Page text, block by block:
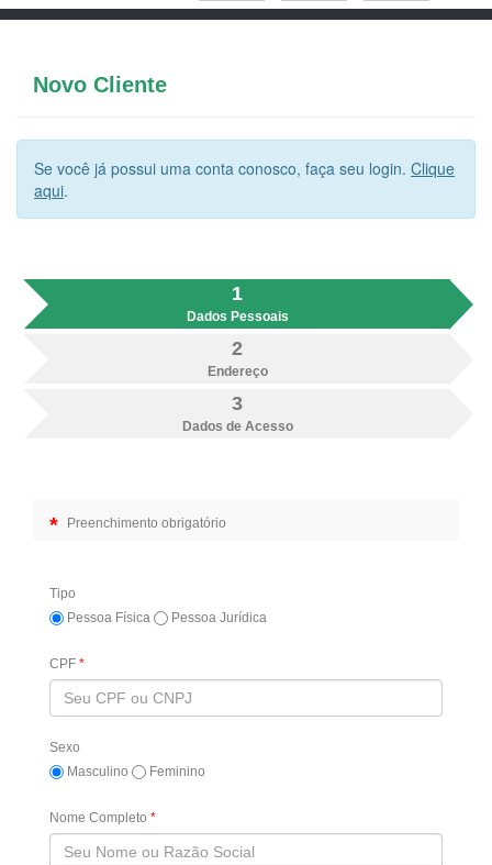
Novo Cliente
Se você já possui uma conta conosco, faça seu login. Clique
aqui.
1
Dados Pessoais
2
Endereço
3
Dados de Acesso
* Preenchimento obrigatório
Tipo
Pessoa Física
Pessoa Jurídica
CPF *
Sexo
Masculino
Feminino
Nome Completo *